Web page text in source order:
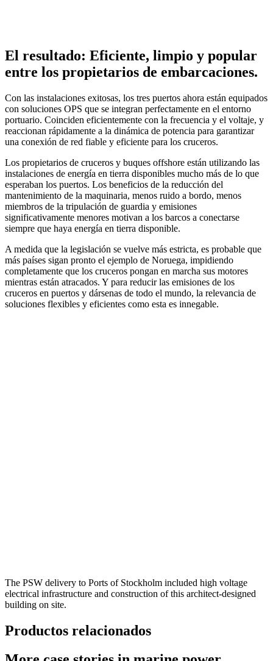
El resultado: Eficiente, limpio y popular
entre los propietarios de embarcaciones.
Con las instalaciones exitosas, los tres puertos ahora están equipados
con soluciones OPS que se integran perfectamente en el entorno
portuario. Coinciden eficientemente con la frecuencia y el voltaje, y
reaccionan rápidamente a la dinámica de potencia para garantizar
una conexión de red fiable y eficiente para los cruceros.
Los propietarios de cruceros y buques offshore están utilizando las
instalaciones de energía en tierra disponibles mucho más de lo que
esperaban los puertos. Los beneficios de la reducción del
mantenimiento de la maquinaria, menos ruido a bordo, menos
miembros de la tripulación de guardia y emisiones
significativamente menores motivan a los barcos a conectarse
siempre que haya energía en tierra disponible.
A medida que la legislación se vuelve más estricta, es probable que
más países sigan pronto el ejemplo de Noruega, impidiendo
completamente que los cruceros pongan en marcha sus motores
mientras están atracados. Y para reducir las emisiones de los
cruceros en puertos y dársenas de todo el mundo, la relevancia de
soluciones flexibles y eficientes como esta es innegable.
The PSW delivery to Ports of Stockholm included high voltage
electrical infrastructure and construction of this architect-designed
building on site.
Productos relacionados